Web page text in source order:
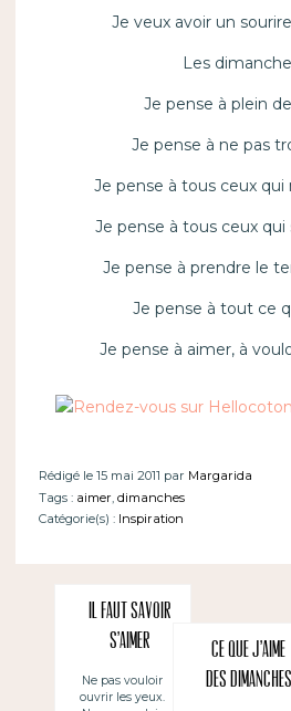
Je veux avoir un
Les
Je pense à plein
Je pense à ne pas
Je pense à tous ceux
Je pense à tous ceux
Je pense à prendre le
Je pense à tout ce
Je pense à aimer, à
Rédigé le 15 mai 2011 par Margarida
Tags : aimer, dimanches
Catégorie(s) : Inspiration
Il faut savoir
s’aimer
Ne pas vouloir
ouvrir les yeux.
Ce que j’aime
des dimanches